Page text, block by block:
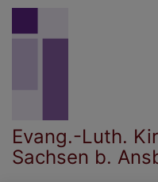
Direkt
Evang.-Luth.
Sachsen b.